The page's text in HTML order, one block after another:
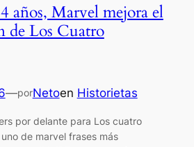
años, Marvel mejora el
de Los Cuatro
—porNetoen Historietas
por delante para Los cuatro
de marvel frases más